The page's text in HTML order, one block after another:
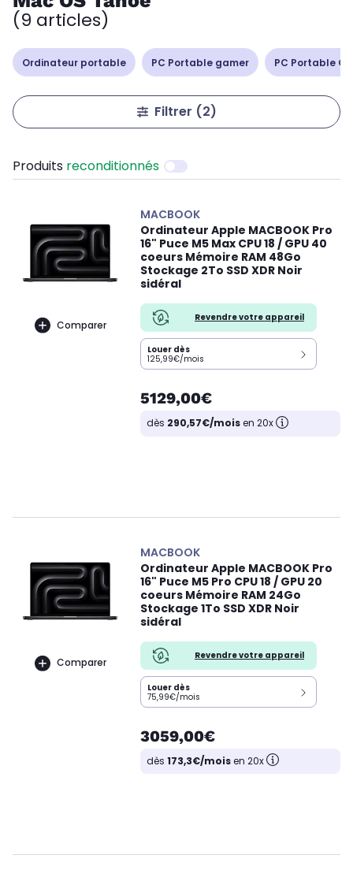
(9 articles)
Ordinateur portable PC Portable gamer PC Portable
Filtrer (2)
Produits reconditionnés
Comparer
MACBOOK
Ordinateur Apple MACBOOK Pro
16" Puce M5 Max CPU 18 / GPU 40
coeurs Mémoire RAM 48Go
Stockage 2To SSD XDR Noir
sidéral
Revendre votre appareil
Louer dès
125,99€/mois
5129,00€
dès 290,57€/moisen 20x
Comparer
MACBOOK
Ordinateur Apple MACBOOK Pro
16" Puce M5 Pro CPU 18 / GPU 20
coeurs Mémoire RAM 24Go
Stockage 1To SSD XDR Noir
sidéral
Revendre votre appareil
Louer dès
75,99€/mois
3059,00€
dès 173,3€/moisen 20x